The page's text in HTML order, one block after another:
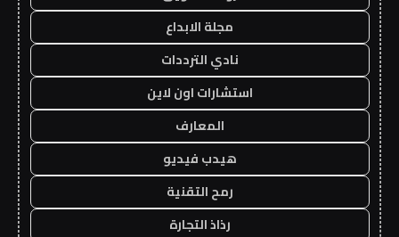
مجلة الابداع
نادي الترددات
استشارات اون لاين
المعارف
هيدب فيديو
رمح التقنية
رذاذ التجارة